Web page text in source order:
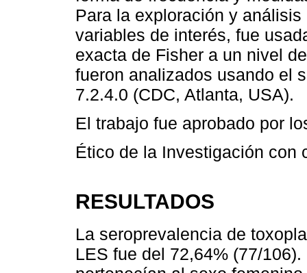
Para la exploración y
variables de interés, fue
exacta de Fisher a un nivel
fueron analizados usando el
7.2.4.0 (CDC, Atlanta, USA).
El trabajo fue aprobado por
Ético de la Investigación con
RESULTADOS
La seroprevalencia de
LES fue del 72,64% (77/